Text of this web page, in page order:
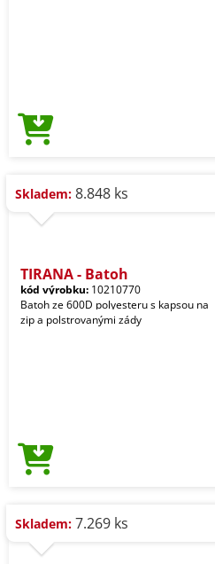
Skladem: 8.848 ks
TIRANA - Batoh
kód výrobku: 10210770
Batoh ze 600D polyesteru s kapsou na
zip a polstrovanými zády
Skladem: 7.269 ks